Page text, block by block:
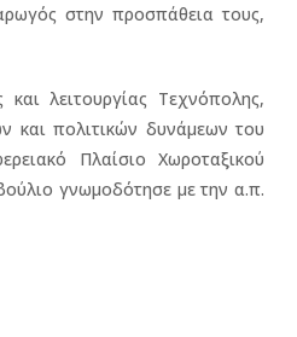
στην προσπάθεια τους,
λειτουργίας Τεχνόπολης,
και πολιτικών δυνάμεων του
Πλαίσιο Χωροταξικού
γνωμοδότησε με την α.π.